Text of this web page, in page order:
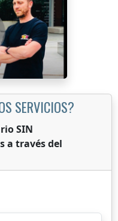
SERVICIOS?
SIN
a través del